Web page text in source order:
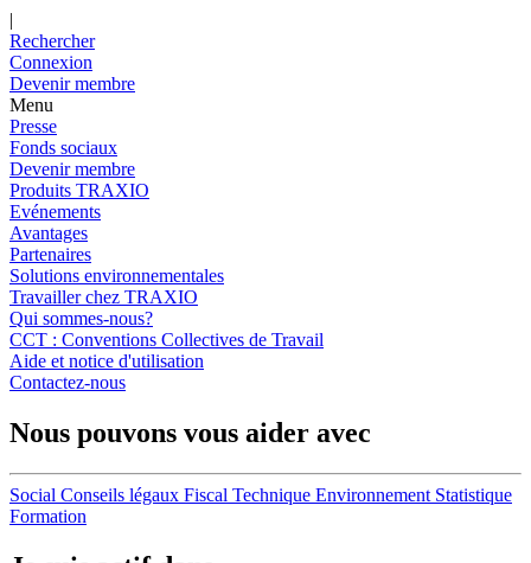
|
Rechercher
Connexion
Devenir membre
Menu
Presse
Fonds sociaux
Devenir membre
Produits TRAXIO
Evénements
Avantages
Partenaires
Solutions environnementales
Travailler chez TRAXIO
Qui sommes-nous?
CCT : Conventions Collectives de Travail
Aide et notice d'utilisation
Contactez-nous
Nous pouvons vous aider avec
Social Conseils légaux Fiscal Technique Environnement Statistique
Formation